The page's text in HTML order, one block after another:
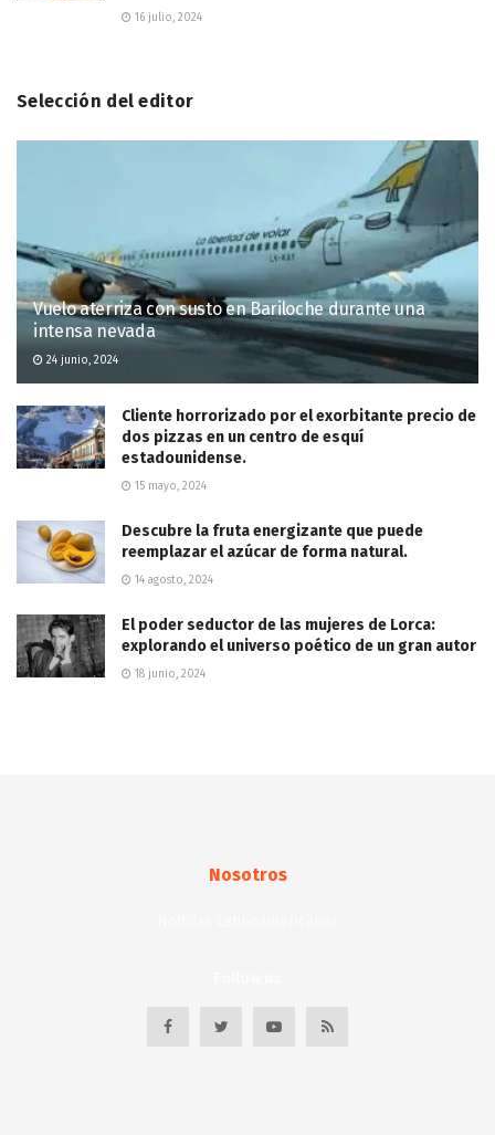
16 julio, 2024
Selección del editor
Vuelo aterriza con susto en Bariloche durante una
intensa nevada
24 junio, 2024
Cliente horrorizado por el exorbitante precio de
dos pizzas en un centro de esquí
estadounidense.
15 mayo, 2024
Descubre la fruta energizante que puede
reemplazar el azúcar de forma natural.
14 agosto, 2024
El poder seductor de las mujeres de Lorca:
explorando el universo poético de un gran autor
18 junio, 2024
Nosotros